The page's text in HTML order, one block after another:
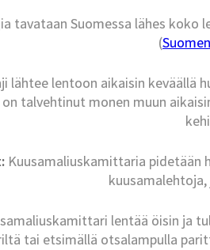
tavataan Suomessa lähes koko
(
lähtee lentoon aikaisin keväällä
talvehtinut monen muun
Kuusamaliuskamittaria pidetään
lentää öisin ja
tai etsimällä otsalampulla